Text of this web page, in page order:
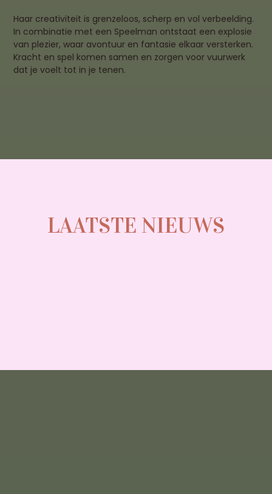
Haar creativiteit is grenzeloos, scherp en vol verbeelding.
In combinatie met een Speelman ontstaat een explosie
van plezier, waar avontuur en fantasie elkaar versterken.
Kracht en spel komen samen en zorgen voor vuurwerk
dat je voelt tot in je tenen.
LAATSTE NIEUWS